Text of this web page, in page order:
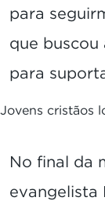
para
que buscou
para
Jovens cristãos
No final da
evangelista